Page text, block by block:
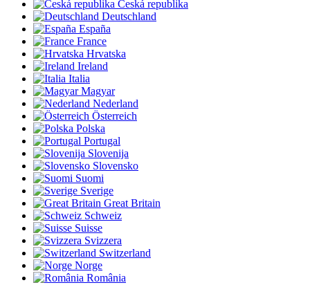
Česká republika
Deutschland
España
France
Hrvatska
Ireland
Italia
Magyar
Nederland
Österreich
Polska
Portugal
Slovenija
Slovensko
Suomi
Sverige
Great Britain
Schweiz
Suisse
Svizzera
Switzerland
Norge
România